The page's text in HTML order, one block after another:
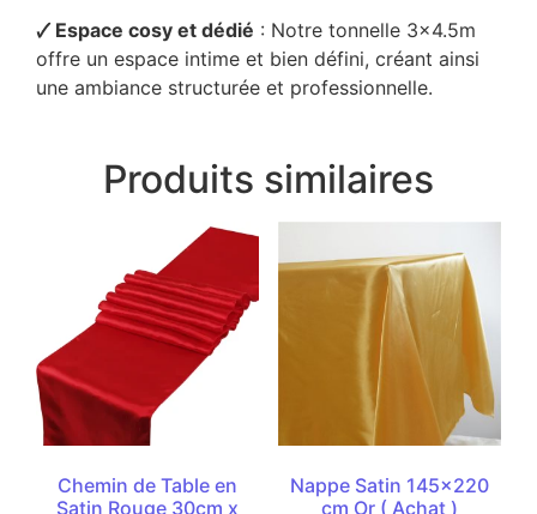
🗸 Espace cosy et dédié : Notre tonnelle 3×4.5m
offre un espace intime et bien défini, créant ainsi
une ambiance structurée et professionnelle.
Produits similaires
Chemin de Table en
Satin Rouge 30cm x
Nappe Satin 145×220
cm Or ( Achat )